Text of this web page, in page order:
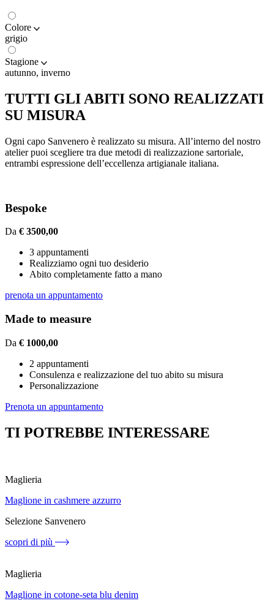
Colore
grigio
Stagione
autunno, inverno
TUTTI GLI ABITI SONO REALIZZATI
SU MISURA
Ogni capo Sanvenero è realizzato su misura. All’interno del nostro
atelier puoi scegliere tra due metodi di realizzazione sartoriale,
entrambi espressione dell’eccellenza artigianale italiana.
Bespoke
Da € 3500,00
3 appuntamenti
Realizziamo ogni tuo desiderio
Abito completamente fatto a mano
prenota un appuntamento
Made to measure
Da € 1000,00
2 appuntamenti
Consulenza e realizzazione del tuo abito su misura
Personalizzazione
Prenota un appuntamento
TI POTREBBE INTERESSARE
Maglieria
Maglione in cashmere azzurro
Selezione Sanvenero
scopri di più
Maglieria
Maglione in cotone-seta blu denim